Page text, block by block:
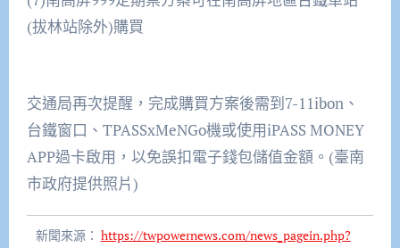
(拔林站除外)購買
交通局再次提醒，完成購買方案後需到7-11ibon、
台鐵窗口、TPASSxMeNGo機或使用iPASS MONEY
APP過卡啟用，以免誤扣電子錢包儲值金額。(臺南
市政府提供照片)
新聞來源： https://twpowernews.com/news_pagein.php?